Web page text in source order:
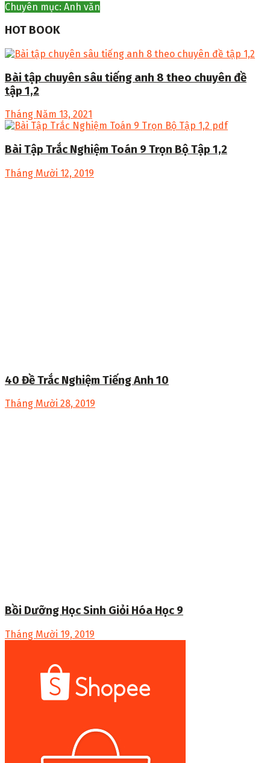
Chuyên mục: Anh văn
HOT BOOK
Bài tập chuyên sâu tiếng anh 8 theo chuyên đề
tập 1,2
Tháng Năm 13, 2021
Bài Tập Trắc Nghiệm Toán 9 Trọn Bộ Tập 1,2
Tháng Mười 12, 2019
40 Đề Trắc Nghiệm Tiếng Anh 10
Tháng Mười 28, 2019
Bồi Dưỡng Học Sinh Giỏi Hóa Học 9
Tháng Mười 19, 2019